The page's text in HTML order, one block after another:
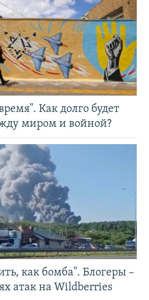
Как долго будет
миром и войной?
как бомба". Блогеры –
атак на Wildberries